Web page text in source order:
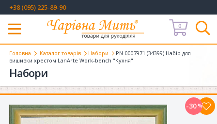
+38 (095) 225-89-90
Меню
0
Головна Каталог товарів Набори
PN-0007971 (34399) Набір для
вишивки хрестом LanArte Work-bench "Кухня"
Набори
-30%